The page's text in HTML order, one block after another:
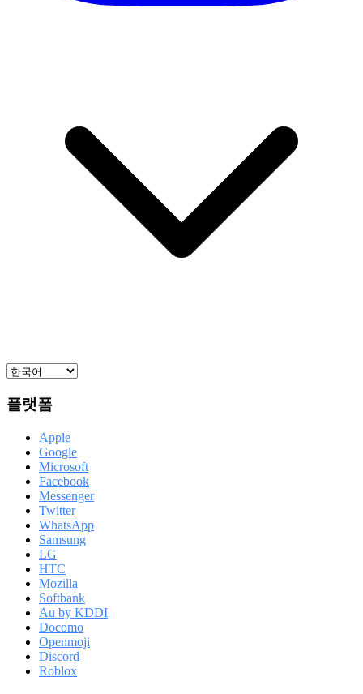
플랫폼
Apple
Google
Microsoft
Facebook
Messenger
Twitter
WhatsApp
Samsung
LG
HTC
Mozilla
Softbank
Au by KDDI
Docomo
Openmoji
Discord
Roblox